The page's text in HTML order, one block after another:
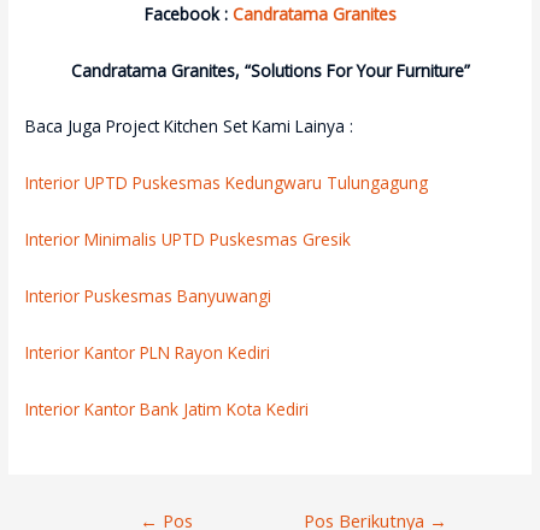
Facebook : Candratama Granites
Candratama Granites, “Solutions For Your Furniture”
Baca Juga Project Kitchen Set Kami Lainya :
Interior UPTD Puskesmas Kedungwaru Tulungagung
Interior Minimalis UPTD Puskesmas Gresik
Interior Puskesmas Banyuwangi
Interior Kantor PLN Rayon Kediri
Interior Kantor Bank Jatim Kota Kediri
Navigasi
← Pos Pos Berikutnya →